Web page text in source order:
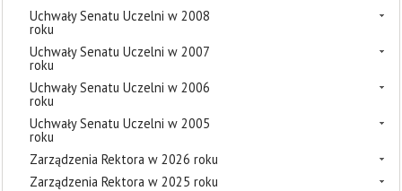
Uchwały Senatu Uczelni w 2008
roku
Uchwały Senatu Uczelni w 2007
roku
Uchwały Senatu Uczelni w 2006
roku
Uchwały Senatu Uczelni w 2005
roku
Zarządzenia Rektora w 2026 roku
Zarządzenia Rektora w 2025 roku